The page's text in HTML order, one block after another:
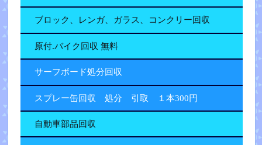
ブロック、レンガ、ガラス、コンクリー回収
原付.バイク回収 無料
サーフボード処分回収
スプレー缶回収 処分 引取 １本300円
自動車部品回収